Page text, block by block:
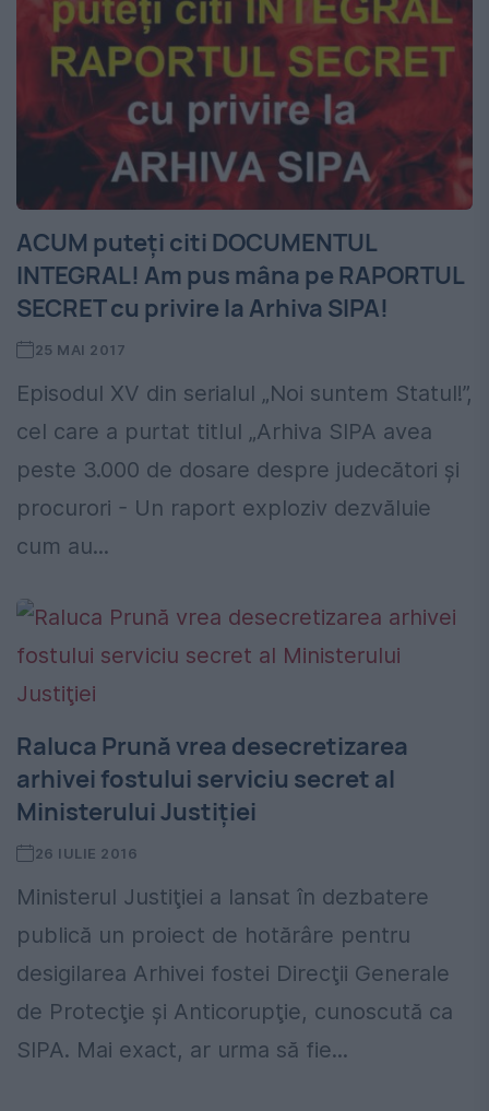
ACUM puteți citi DOCUMENTUL
INTEGRAL! Am pus mâna pe RAPORTUL
SECRET cu privire la Arhiva SIPA!
25 MAI 2017
Episodul XV din serialul „Noi suntem Statul!”,
cel care a purtat titlul „Arhiva SIPA avea
peste 3.000 de dosare despre judecători și
procurori - Un raport exploziv dezvăluie
cum au...
Raluca Prună vrea desecretizarea
arhivei fostului serviciu secret al
Ministerului Justiţiei
26 IULIE 2016
Ministerul Justiţiei a lansat în dezbatere
publică un proiect de hotărâre pentru
desigilarea Arhivei fostei Direcţii Generale
de Protecţie şi Anticorupţie, cunoscută ca
SIPA. Mai exact, ar urma să fie...